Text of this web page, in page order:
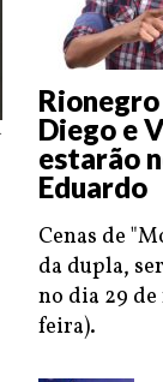
Diego e
estarão
Eduardo
Cenas de
da dupla,
no dia 29
feira).